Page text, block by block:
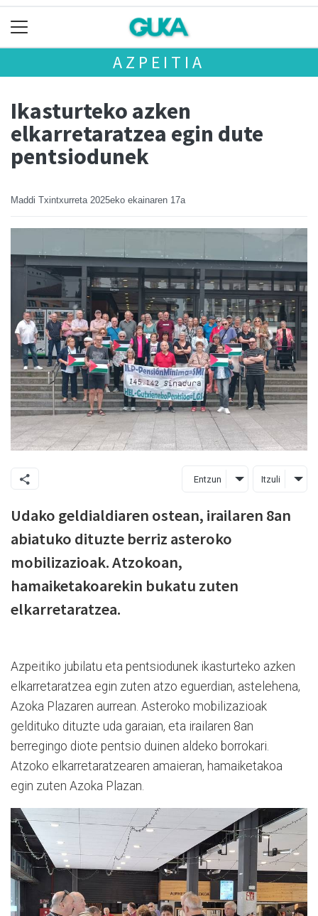
AZPEITIA
Ikasturteko azken
elkarretaratzea egin dute
pentsiodunek
Maddi Txintxurreta 2025eko ekainaren 17a
Entzun Itzuli
Udako geldialdiaren ostean, irailaren 8an
abiatuko dituzte berriz asteroko
mobilizazioak. Atzokoan,
hamaiketakoarekin bukatu zuten
elkarretaratzea.
Azpeitiko jubilatu eta pentsiodunek ikasturteko azken
elkarretaratzea egin zuten atzo eguerdian, astelehena,
Azoka Plazaren aurrean. Asteroko mobilizazioak
geldituko dituzte uda garaian, eta irailaren 8an
berregingo diote pentsio duinen aldeko borrokari.
Atzoko elkarretaratzearen amaieran, hamaiketakoa
egin zuten Azoka Plazan.